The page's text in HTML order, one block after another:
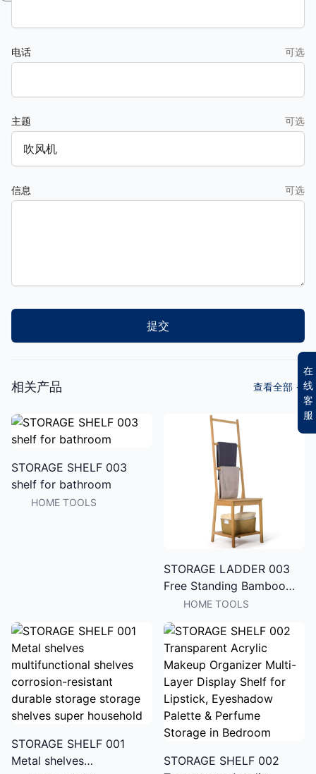
电话 可选
主题 可选
信息 可选
提交
相关产品 查看全部 →
STORAGE SHELF 003
shelf for bathroom
HOME TOOLS
STORAGE LADDER 003
Free Standing Bamboo
Ladder Storage Rack,
Vertical Floor Towel
Holder for Home
HOME TOOLS
STORAGE SHELF 001
Metal shelves
STORAGE SHELF 002
在
线
客
服